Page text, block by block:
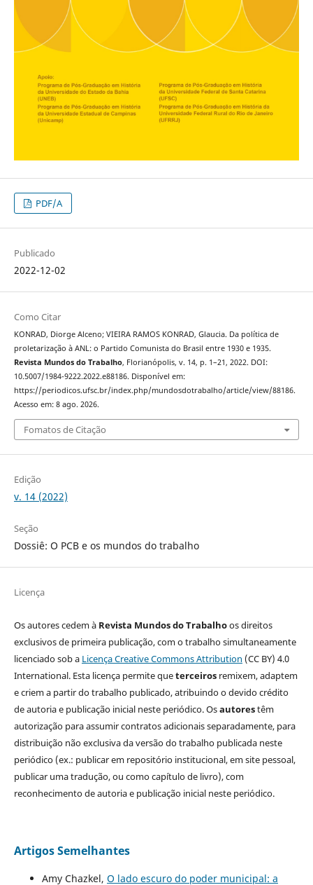
PDF/A
Publicado
2022-12-02
Como Citar
KONRAD, Diorge Alceno; VIEIRA RAMOS KONRAD, Glaucia. Da política de
proletarização à ANL: o Partido Comunista do Brasil entre 1930 e 1935.
Revista Mundos do Trabalho, Florianópolis, v. 14, p. 1–21, 2022. DOI:
10.5007/1984-9222.2022.e88186. Disponível em:
https://periodicos.ufsc.br/index.php/mundosdotrabalho/article/view/88186.
Acesso em: 8 ago. 2026.
Fomatos de Citação
Edição
v. 14 (2022)
Seção
Dossiê: O PCB e os mundos do trabalho
Licença
Os autores cedem à Revista Mundos do Trabalhoos direitos
exclusivos de primeira publicação, com o trabalho simultaneamente
licenciado sob a Licença Creative Commons Attribution (CC BY) 4.0
International. Esta licença permite queterceirosremixem, adaptem
e criem a partir do trabalho publicado, atribuindo o devido crédito
de autoria e publicação inicial neste periódico. Osautorestêm
autorização para assumir contratos adicionais separadamente, para
distribuição não exclusiva da versão do trabalho publicada neste
periódico (ex.: publicar em repositório institucional, em site pessoal,
publicar uma tradução, ou como capítulo de livro), com
reconhecimento de autoria e publicação inicial neste periódico.
Artigos Semelhantes
Amy Chazkel, O lado escuro do poder municipal: a